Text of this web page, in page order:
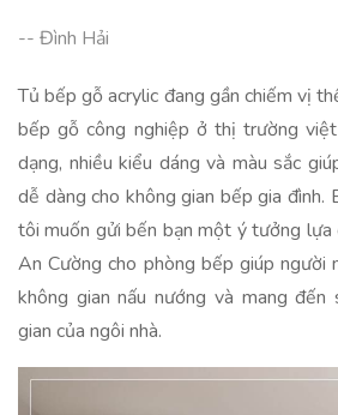
-- Đình Hải
Tủ bếp gỗ acrylic đang gần chiếm vị
bếp gỗ công nghiệp ở thị trường
dạng, nhiều kiểu dáng và màu sắc
dễ dàng cho không gian bếp gia đình.
tôi muốn gửi bến bạn một ý tưởng
An Cường cho phòng bếp giúp người
không gian nấu nướng và mang đến
gian của ngôi nhà.